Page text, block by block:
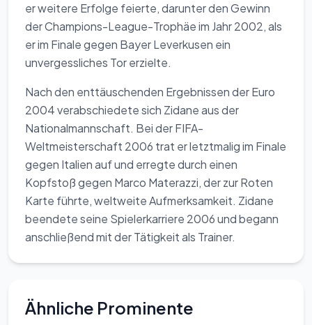
er weitere Erfolge feierte, darunter den Gewinn
der Champions-League-Trophäe im Jahr 2002, als
er im Finale gegen Bayer Leverkusen ein
unvergessliches Tor erzielte.
Nach den enttäuschenden Ergebnissen der Euro
2004 verabschiedete sich Zidane aus der
Nationalmannschaft. Bei der FIFA-
Weltmeisterschaft 2006 trat er letztmalig im Finale
gegen Italien auf und erregte durch einen
Kopfstoß gegen Marco Materazzi, der zur Roten
Karte führte, weltweite Aufmerksamkeit. Zidane
beendete seine Spielerkarriere 2006 und begann
anschließend mit der Tätigkeit als Trainer.
Ähnliche Prominente